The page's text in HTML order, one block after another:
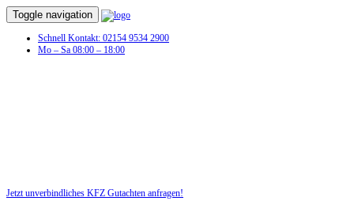
Toggle navigation
Schnell Kontakt: 02154 9534 2900
Mo – Sa 08:00 – 18:00
Jetzt unverbindliches KFZ Gutachten anfragen!